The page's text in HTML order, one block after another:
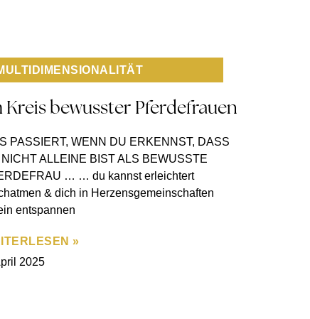
Kreis bewusster Pferdefrauen
PASSIERT, WENN DU ERKENNST, DASS
NICHT ALLEINE BIST ALS BEWUSSTE
… … du kannst erleichtert
& dich in Herzensgemeinschaften
entspannen
»
2025